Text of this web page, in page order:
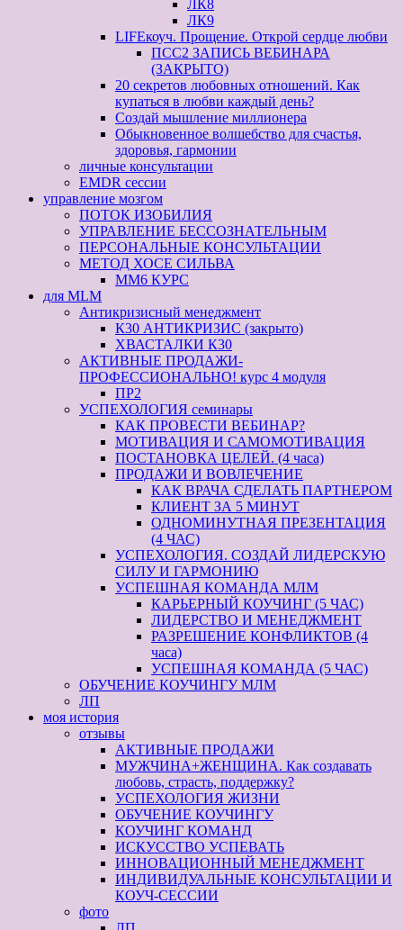
ЛК8
ЛК9
LIFEкоуч. Прощение. Открой сердце любви
ПСС2 ЗАПИСЬ ВЕБИНАРА
(ЗАКРЫТО)
20 секретов любовных отношений. Как
купаться в любви каждый день?
Создай мышление миллионера
Обыкновенное волшебство для счастья,
здоровья, гармонии
личные консультации
EMDR сессии
управление мозгом
ПОТОК ИЗОБИЛИЯ
УПРАВЛЕНИЕ БЕССОЗНАТЕЛЬНЫМ
ПЕРСОНАЛЬНЫЕ КОНСУЛЬТАЦИИ
МЕТОД ХОСЕ СИЛЬВА
ММ6 КУРС
для MLM
Антикризисный менеджмент
К30 АНТИКРИЗИС (закрыто)
ХВАСТАЛКИ К30
АКТИВНЫЕ ПРОДАЖИ-
ПРОФЕССИОНАЛЬНО! курс 4 модуля
ПР2
УСПЕХОЛОГИЯ семинары
КАК ПРОВЕСТИ ВЕБИНАР?
МОТИВАЦИЯ И САМОМОТИВАЦИЯ
ПОСТАНОВКА ЦЕЛЕЙ. (4 часа)
ПРОДАЖИ И ВОВЛЕЧЕНИЕ
КАК ВРАЧА СДЕЛАТЬ ПАРТНЕРОМ
КЛИЕНТ ЗА 5 МИНУТ
ОДНОМИНУТНАЯ ПРЕЗЕНТАЦИЯ
(4 ЧАС)
УСПЕХОЛОГИЯ. СОЗДАЙ ЛИДЕРСКУЮ
СИЛУ И ГАРМОНИЮ
УСПЕШНАЯ КОМАНДА МЛМ
КАРЬЕРНЫЙ КОУЧИНГ (5 ЧАС)
ЛИДЕРСТВО И МЕНЕДЖМЕНТ
РАЗРЕШЕНИЕ КОНФЛИКТОВ (4
часа)
УСПЕШНАЯ КОМАНДА (5 ЧАС)
ОБУЧЕНИЕ КОУЧИНГУ МЛМ
ЛП
моя история
отзывы
АКТИВНЫЕ ПРОДАЖИ
МУЖЧИНА+ЖЕНЩИНА. Как создавать
любовь, страсть, поддержку?
УСПЕХОЛОГИЯ ЖИЗНИ
ОБУЧЕНИЕ КОУЧИНГУ
КОУЧИНГ КОМАНД
ИСКУССТВО УСПЕВАТЬ
ИННОВАЦИОННЫЙ МЕНЕДЖМЕНТ
ИНДИВИДУАЛЬНЫЕ КОНСУЛЬТАЦИИ И
КОУЧ-СЕССИИ
фото